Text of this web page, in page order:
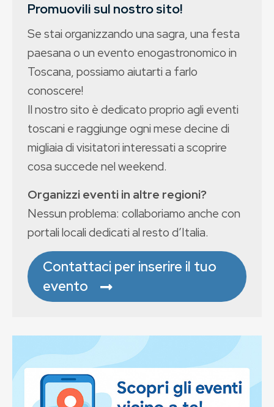
Promuovili sul nostro sito!
Se stai organizzando una sagra, una festa
paesana o un evento enogastronomico in
Toscana, possiamo aiutarti a farlo
conoscere!
Il nostro sito è dedicato proprio agli eventi
toscani e raggiunge ogni mese decine di
migliaia di visitatori interessati a scoprire
cosa succede nel weekend.
Organizzi eventi in altre regioni?
Nessun problema: collaboriamo anche con
portali locali dedicati al resto d’Italia.
Contattaci per inserire il tuo
evento